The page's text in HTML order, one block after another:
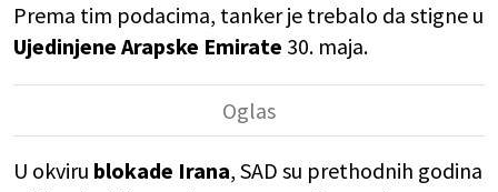
Prema tim podacima, tanker je trebalo da stigne u
Ujedinjene Arapske Emirate 30. maja.
U okviru blokade Irana, SAD su prethodnih godina